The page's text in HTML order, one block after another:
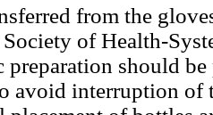
from the
of Health-
preparation should
avoid interruption of